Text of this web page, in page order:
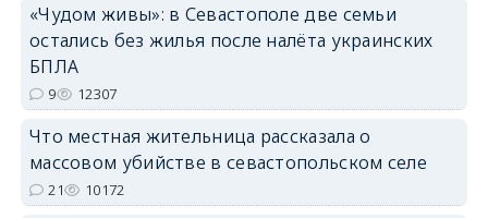
«Чудом живы»: в Севастополе две семьи
остались без жилья после налёта украинских
БПЛА
9 12307
Что местная жительница рассказала о
массовом убийстве в севастопольском селе
21 10172